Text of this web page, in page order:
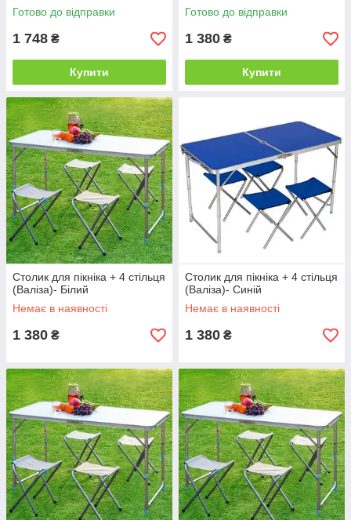
Готово до відправки
1 748 ₴
Купити
Готово до відправки
1 380 ₴
Купити
Столик для пікніка + 4 стільця
(Валіза)- Білий
Немає в наявності
1 380 ₴
Столик для пікніка + 4 стільця
(Валіза)- Синій
Немає в наявності
1 380 ₴